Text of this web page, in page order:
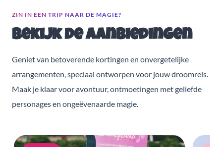
ZIN IN EEN TRIP NAAR DE MAGIE?
Bekijk de aanbiedingen
Geniet van betoverende kortingen en onvergetelijke
arrangementen, speciaal ontworpen voor jouw droomreis.
Maak je klaar voor avontuur, ontmoetingen met geliefde
personages en ongeëvenaarde magie.